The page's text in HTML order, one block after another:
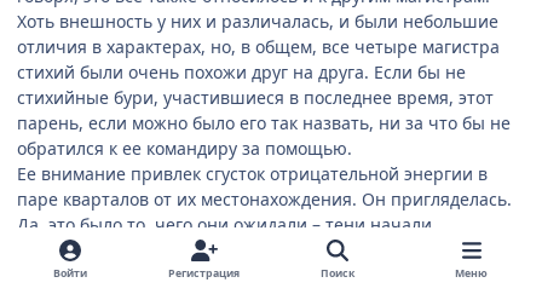
Хоть внешность у них и различалась, и были небольшие
отличия в характерах, но, в общем, все четыре магистра
стихий были очень похожи друг на друга. Если бы не
стихийные бури, участившиеся в последнее время, этот
парень, если можно было его так назвать, ни за что бы не
обратился к ее командиру за помощью.
Ее внимание привлек сгусток отрицательной энергии в
паре кварталов от их местонахождения. Он пригляделась.
Да, это было то, чего они ожидали – тени начали
подбираться к носительнице. Руби мгновенно установила
вокруг цели блокирующее поле и уравновесила баланс
Войти Регистрация Поиск Меню